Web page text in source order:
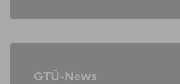
GTÜ-News